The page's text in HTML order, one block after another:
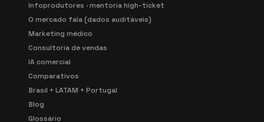
Infoprodutores · mentoria high-ticket
O mercado fala (dados auditáveis)
Marketing médico
Consultoria de vendas
IA comercial
Comparativos
Brasil + LATAM + Portugal
Blog
Glossário